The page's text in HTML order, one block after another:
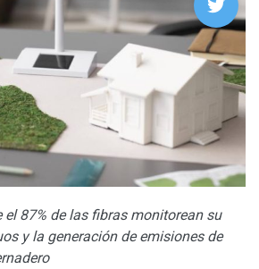
el 87% de las fibras monitorean su
y la generación de emisiones de